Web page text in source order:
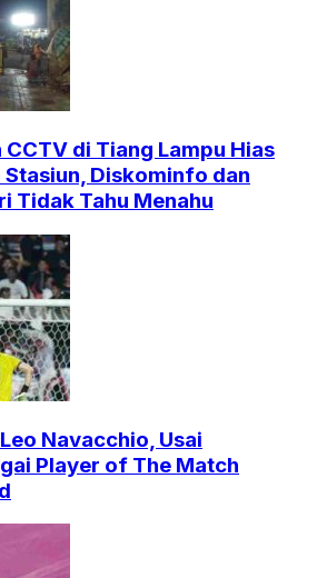
di Tiang Lampu Hias
Diskominfo dan
Tidak Tahu Menahu
Navacchio, Usai
Player of The Match